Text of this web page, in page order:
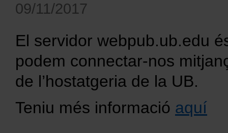
09/11/2017
El servidor webpub.ub.edu
podem connectar-nos
de l’hostatgeria de la UB.
Teniu més informació aquí